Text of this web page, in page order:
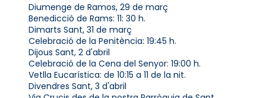
Diumenge de Ramos, 29 de març
Benedicció de Rams: 11: 30 h.
Dimarts Sant, 31 de març
Celebració de la Penitència: 19:45 h.
Dijous Sant, 2 d'abril
Celebració de la Cena del Senyor: 19:00 h.
Vetlla Eucarística: de 10:15 a 11 de la nit.
Divendres Sant, 3 d'abril